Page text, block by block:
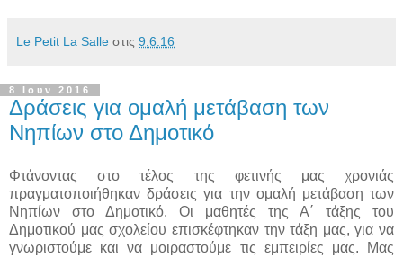
Le Petit La Salle στις 9.6.16
8 Ιουν 2016
Δράσεις για ομαλή μετάβαση των
Νηπίων στο Δημοτικό
Φτάνοντας στο τέλος της φετινής μας χρονιάς
πραγματοποιήθηκαν δράσεις για την ομαλή μετάβαση των
Νηπίων στο Δημοτικό. Οι μαθητές της Α΄ τάξης του
Δημοτικού μας σχολείου επισκέφτηκαν την τάξη μας, για να
γνωριστούμε και να μοιραστούμε τις εμπειρίες μας.
Μας